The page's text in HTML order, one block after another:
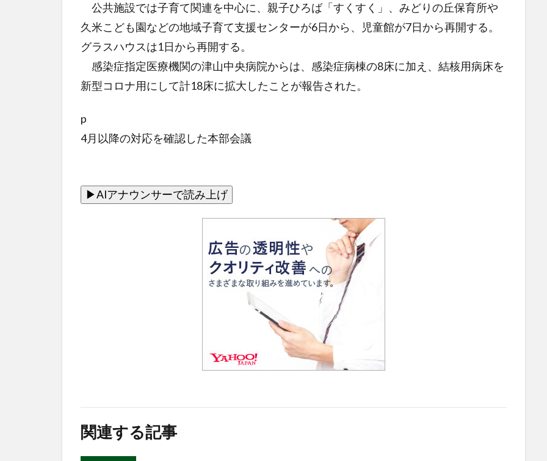
公共施設では子育て関連を中心に、親子ひろば「すくすく」、みどりの丘保育所や
久米こども園などの地域子育て支援センターが6日から、児童館が7日から再開する。
グラスハウスは1日から再開する。
感染症指定医療機関の津山中央病院からは、感染症病棟の8床に加え、結核用病床を
新型コロナ用にして計18床に拡大したことが報告された。
p
4月以降の対応を確認した本部会議
関連する記事